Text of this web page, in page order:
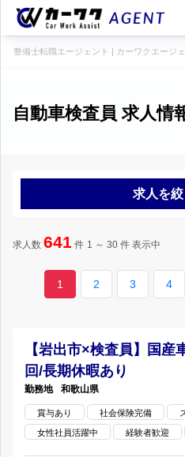
整備士転職エージェント | カーワクエージ
自動車検査員 求人情
求人を
求人数 641 件 1 ～ 30 件 表示中
カ
ト
ペ
ー
1 ペ
2 ペ
3 ペ
4
【岩出市×検査員】国産
回/長期休暇あり
和歌山県
賞与あり 社会保険完備
女性社員活躍中 経験者歓迎